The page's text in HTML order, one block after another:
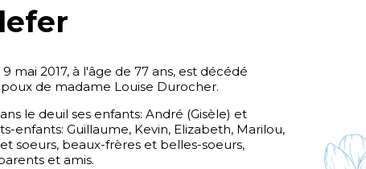
mai 2017, à l'âge de 77 ans, est décédé
de madame Louise Durocher.
le deuil ses enfants: André (Gisèle) et
enfants: Guillaume, Kevin, Elizabeth, Marilou,
soeurs, beaux-frères et belles-soeurs,
et amis.